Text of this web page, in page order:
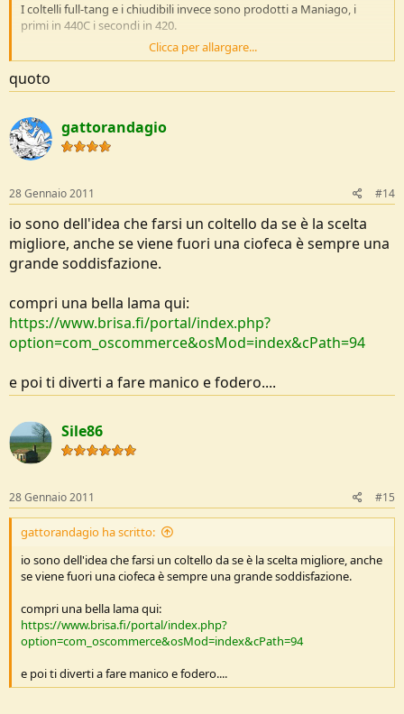
I coltelli full-tang e i chiudibili invece sono prodotti a Maniago, i
primi in 440C i secondi in 420.
Detto questo io se volessi un coltello nordico guarderei altrove
verso altre marche.
Clicca per allargare...
quoto
gattorandagio
28 Gennaio 2011 #14
io sono dell'idea che farsi un coltello da se è la scelta
migliore, anche se viene fuori una ciofeca è sempre una
grande soddisfazione.
compri una bella lama qui:
https://www.brisa.fi/portal/index.php?
option=com_oscommerce&osMod=index&cPath=94
e poi ti diverti a fare manico e fodero....
Sile86
28 Gennaio 2011 #15
gattorandagio ha scritto:
io sono dell'idea che farsi un coltello da se è la scelta migliore, anche
se viene fuori una ciofeca è sempre una grande soddisfazione.
compri una bella lama qui:
https://www.brisa.fi/portal/index.php?
option=com_oscommerce&osMod=index&cPath=94
e poi ti diverti a fare manico e fodero....